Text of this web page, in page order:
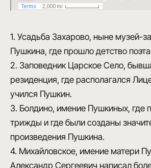
1. Усадьба Захарово, ныне музей-
Пушкина, где прошло детство
2. Заповедник Царское Село,
резиденция, где располагался
учился Пушкин.
3. Болдино, имение Пушкиных, где
трижды и где были созданы
произведения Пушкина.
4. Михайловское, имение матери
Александр Сергеевич написал